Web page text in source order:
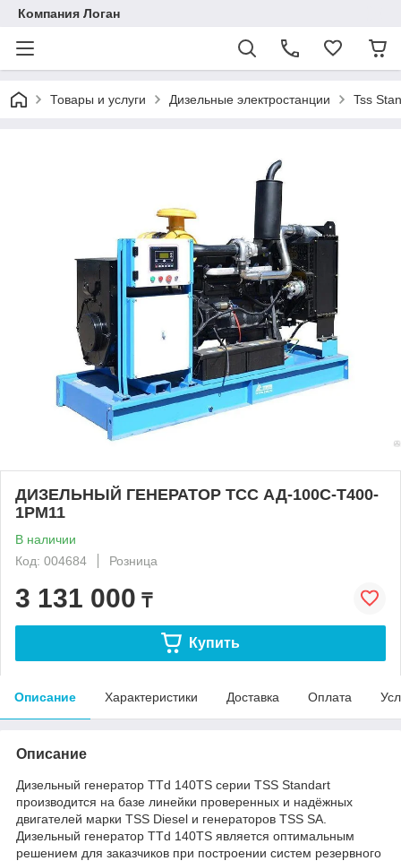
Компания Логан
Товары и услуги Дизельные электростанции Tss
ДИЗЕЛЬНЫЙ ГЕНЕРАТОР ТСС АД-100С-Т400-
1РМ11
В наличии
Код: 004684
Розница
3 131 000 ₸
Купить
Описание Характеристики Доставка Оплата
Описание
Дизельный генератор TTd 140TS серии TSS Standart
производится на базе линейки проверенных и надёжных
двигателей марки TSS Diesel и генераторов TSS SA.
Дизельный генератор TTd 140TS является оптимальным
решением для заказчиков при построении систем резервного